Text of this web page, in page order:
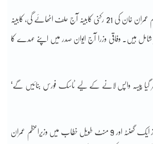
دوسری جانب وزیراعظم عمران خان کی 21 رکنی کابینہ آج حلف اٹھائے گی، کابینہ
وزرا اور 5 مشیر شامل ہیں۔ وفاقی وزرا آج ایوان صدر میں اپنے عہدے کا
گیا پیسہ واپس لانے کے لیے ٹاسک فورس بنائیں گے‘
خیال رہے کہ گزشتہ روز ایک گھنٹہ اور 9 منٹ طویل خطاب میں وزیراعظم عمران